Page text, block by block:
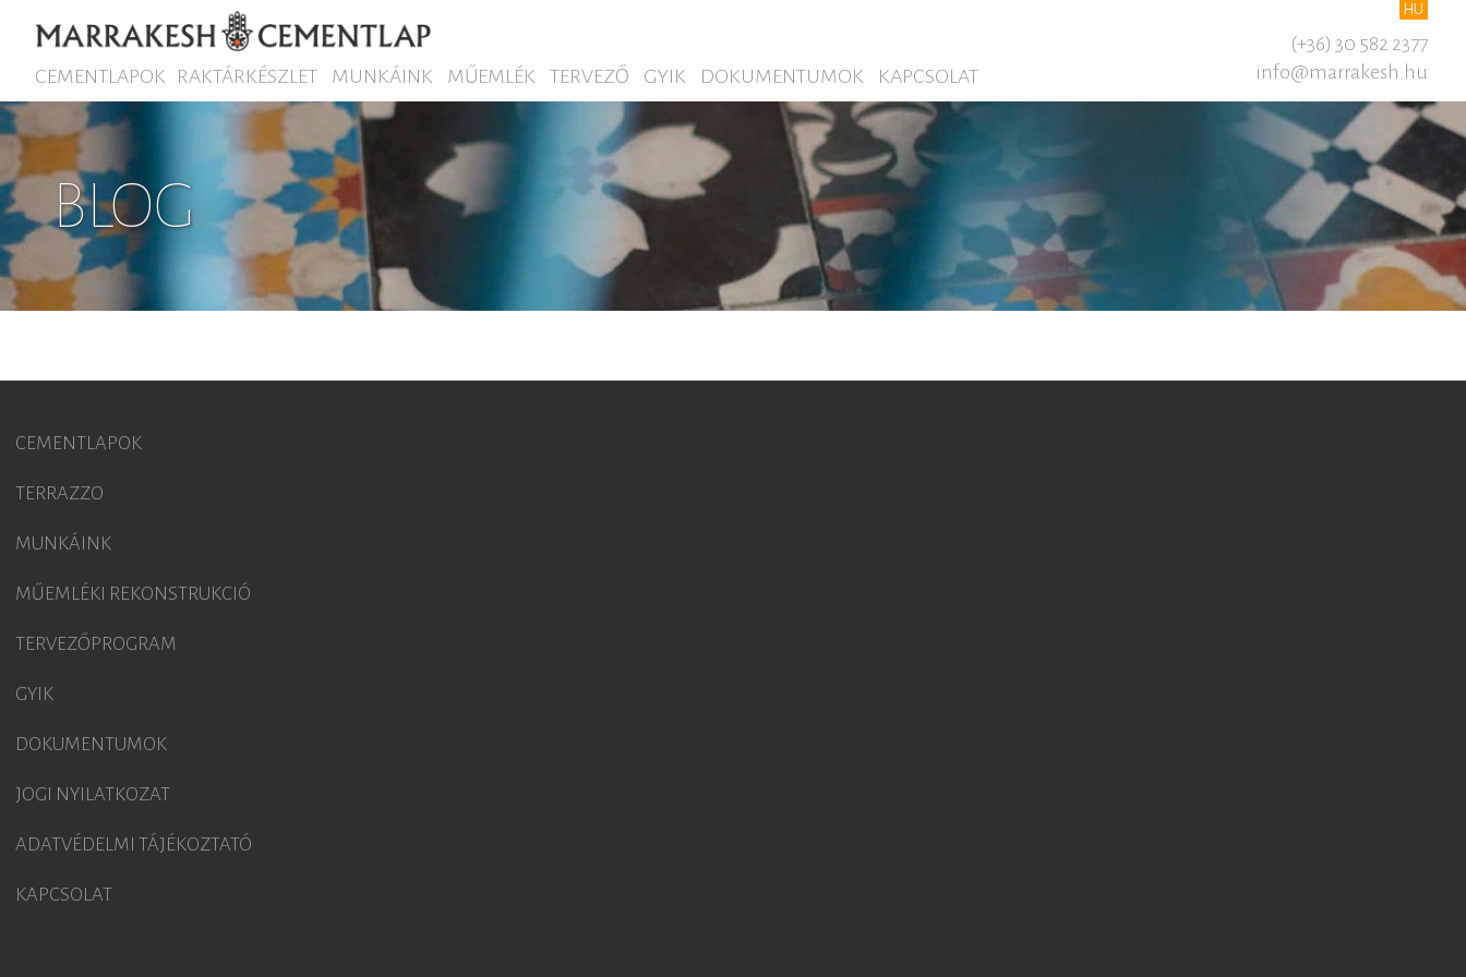
HU
CEMENTLAPOK RAKTÁRKÉSZLET MUNKÁINK MŰEMLÉK TERVEZŐ GYIK DOKUMENTUMOK KAPCSOLAT
(+36) 30 582 2377
info@marrakesh.hu
BLOG
CEMENTLAPOK
TERRAZZO
MUNKÁINK
MŰEMLÉKI REKONSTRUKCIÓ
TERVEZŐPROGRAM
GYIK
DOKUMENTUMOK
JOGI NYILATKOZAT
ADATVÉDELMI TÁJÉKOZTATÓ
KAPCSOLAT